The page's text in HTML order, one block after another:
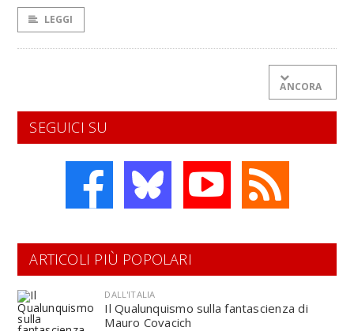
LEGGI
ANCORA
SEGUICI SU
ARTICOLI PIÙ POPOLARI
DALL'ITALIA
Il Qualunquismo sulla fantascienza di
Mauro Covacich